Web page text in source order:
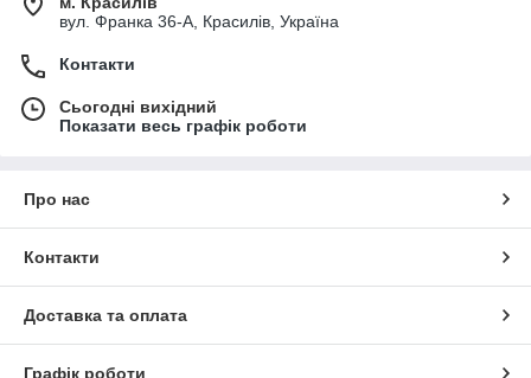
вул. Франка 36-А, Красилів, Україна
Контакти
Сьогодні вихідний
Показати весь графік роботи
Про нас
Контакти
Доставка та оплата
Графік роботи